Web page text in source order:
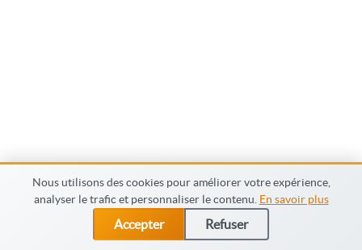
Nous utilisons des cookies pour améliorer votre expérience,
analyser le trafic et personnaliser le contenu. En savoir plus
Accepter Refuser
© Capadistance.fr 2026